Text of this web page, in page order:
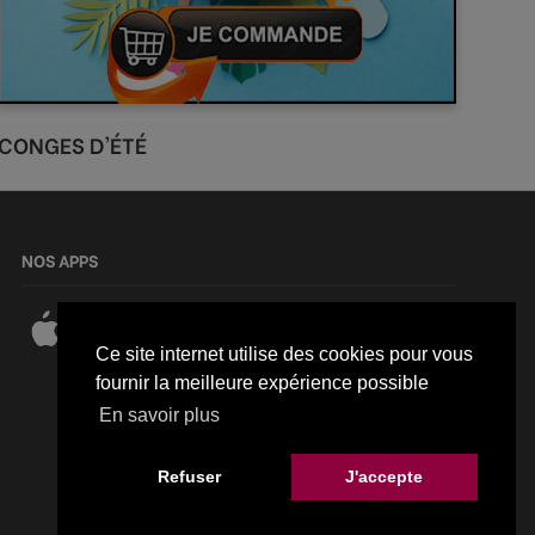
Ce site internet utilise des cookies pour vous
fournir la meilleure expérience possible
En savoir plus
Refuser J'accepte
CONGES D'ÉTÉ
NOS APPS